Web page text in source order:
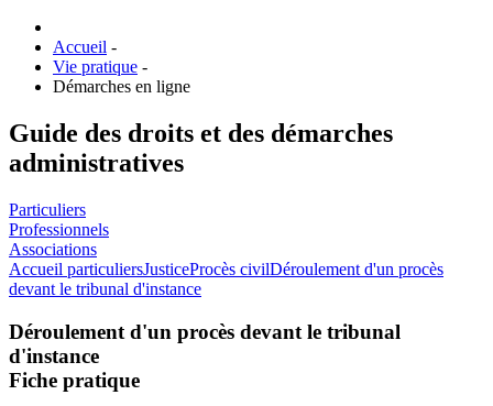
Accueil -
Vie pratique -
Démarches en ligne
Guide des droits et des démarches
administratives
Particuliers
Professionnels
Associations
Accueil particuliersJusticeProcès civilDéroulement d'un procès
devant le tribunal d'instance
Déroulement d'un procès devant le tribunal
d'instance
Fiche pratique